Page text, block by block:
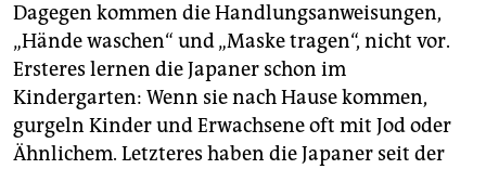
Dagegen kommen die Handlungsanweisungen,
„Hände waschen“ und „Maske tragen“, nicht vor.
Ersteres lernen die Japaner schon im
Kindergarten: Wenn sie nach Hause kommen,
gurgeln Kinder und Erwachsene oft mit Jod oder
Ähnlichem. Letzteres haben die Japaner seit der